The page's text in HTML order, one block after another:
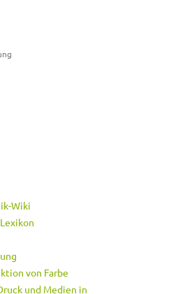
Wiki
von Farbe
und Medien in